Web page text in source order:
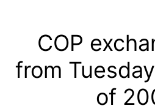
COP
from
of